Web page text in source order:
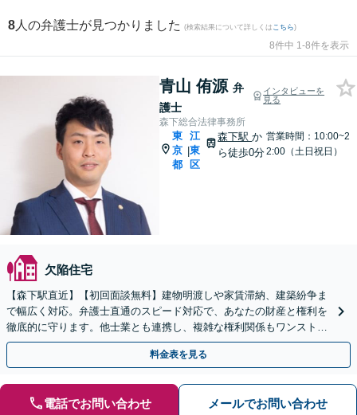
8 人の弁護士が見つかりました (検索結果について詳しくは こちら)
8件中 1-8件を表示
青山 侑源 弁
護士
インタビューを
見る
森下総合法律事務所
東
京
都
|
江
東
区
森下駅か
ら徒歩0分
営業時間：10:00~2
2:00（土日祝日）
欠陥住宅
【森下駅直近】【初回面談無料】建物明渡しや家賃滞納、建築紛争ま
で幅広く対応。弁護士直通のスピード対応で、あなたの財産と権利を
徹底的に守ります。他士業とも連携し、複雑な権利関係もワンストッ
プで解決。【弁護士直通・LINE相談可】
料金表を見る
電話でお問い合わせ メールでお問い合わせ